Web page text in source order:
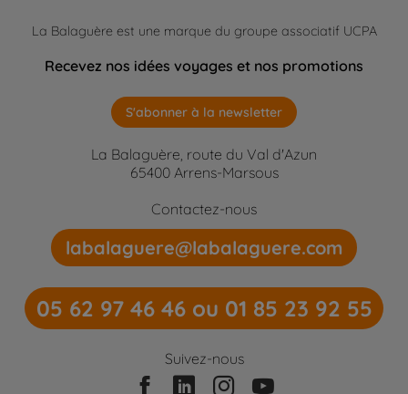
La Balaguère est une marque du groupe associatif UCPA
Recevez nos idées voyages et nos promotions
S'abonner à la newsletter
La Balaguère, route du Val d'Azun
65400 Arrens-Marsous
Contactez-nous
labalaguere@labalaguere.com
05 62 97 46 46 ou 01 85 23 92 55
Suivez-nous